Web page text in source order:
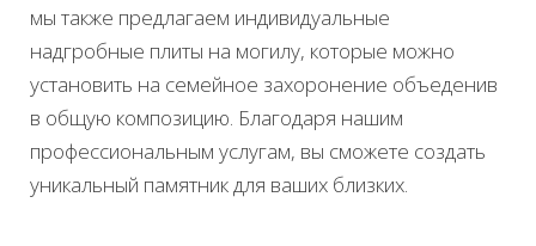
мы также предлагаем индивидуальные
надгробные плиты на могилу, которые можно
установить на семейное захоронение объеденив
в общую композицию. Благодаря нашим
профессиональным услугам, вы сможете создать
уникальный памятник для ваших близких.